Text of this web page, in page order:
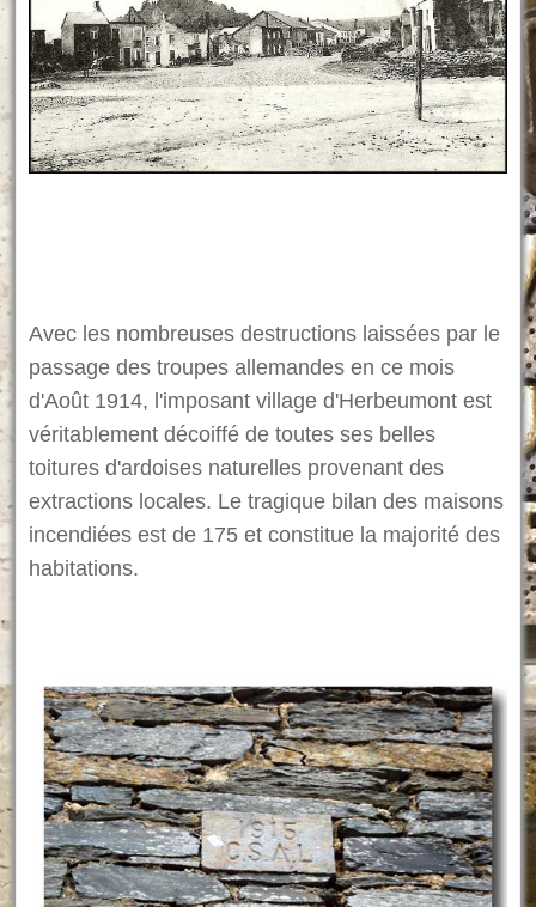
Avec les nombreuses destructions laissées par le
passage des troupes allemandes en ce mois
d'Août 1914, l'imposant village d'Herbeumont est
véritablement décoiffé de toutes ses belles
toitures d'ardoises naturelles provenant des
extractions locales. Le tragique bilan des maisons
incendiées est de 175 et constitue la majorité des
habitations.